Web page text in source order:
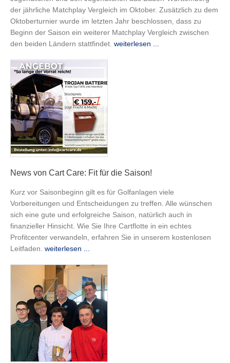
der jährliche Matchplay Vergleich im Oktober. Zusätzlich zu dem
Oktoberturnier wurde im letzten Jahr beschlossen, dass zu
Beginn der Saison ein weiterer Matchplay Vergleich zwischen
den beiden Ländern stattfindet. weiterlesen ...
News von Cart Care: Fit für die Saison!
Kurz vor Saisonbeginn gilt es für Golfanlagen viele
Vorbereitungen und Entscheidungen zu treffen. Alle wünschen
sich eine gute und erfolgreiche Saison, natürlich auch in
finanzieller Hinsicht. Wie Sie Ihre Cartflotte in ein echtes
Profitcenter verwandeln, erfahren Sie in unserem kostenlosen
Leitfaden. weiterlesen ...